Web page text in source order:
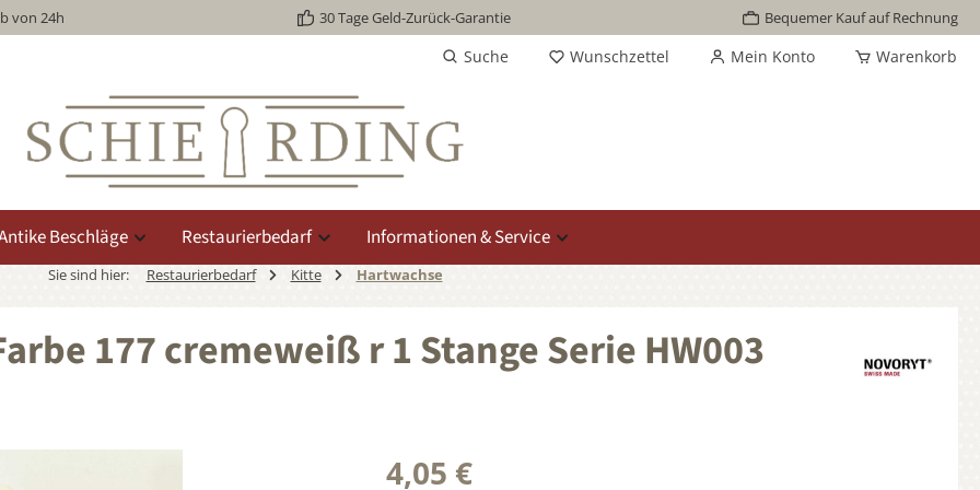
von 24h 30 Tage Geld-Zurück-Garantie Bequemer Kauf auf Rechnung
Suche Wunschzettel Mein Konto Warenkorb
Beschläge Restaurierbedarf Informationen & Service
Sie sind hier: Restaurierbedarf Kitte Hartwachse
177 cremeweiß r 1 Stange Serie HW003
4,05 €